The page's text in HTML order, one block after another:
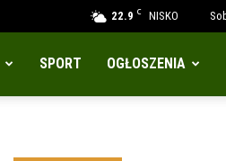
22.9 C NISKO
SPORT OGŁOSZENIA